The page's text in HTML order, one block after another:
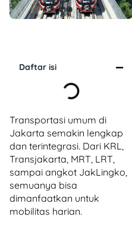
Daftar isi
Transportasi umum di
Jakarta semakin lengkap
dan terintegrasi. Dari KRL,
Transjakarta, MRT, LRT,
sampai angkot JakLingko,
semuanya bisa
dimanfaatkan untuk
mobilitas harian.